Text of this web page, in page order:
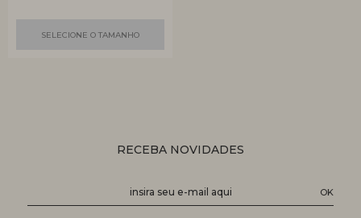
SELECIONE O TAMANHO
RECEBA NOVIDADES